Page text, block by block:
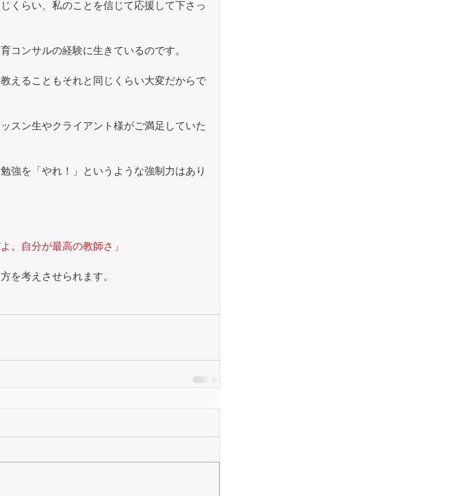
くらい、私のことを信じて応援して下さっ
コンサルの経験に生きているのです。
えることもそれと同じくらい大変だからで
スン生やクライアント様がご満足していた
強を「やれ！」というような強制力はあり
。自分が最高の教師さ」
を考えさせられます。